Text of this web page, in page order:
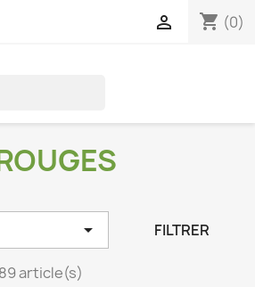
shopping_cart (0)


 FILTRER
article(s)